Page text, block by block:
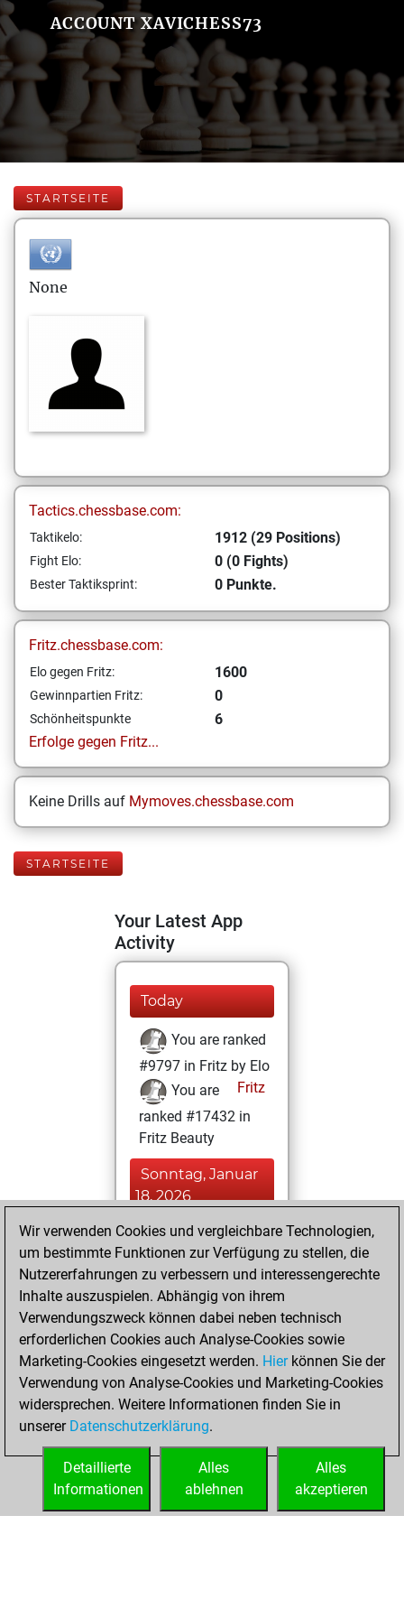
ACCOUNT XAVICHESS73
STARTSEITE
None
Tactics.chessbase.com:
Taktikelo: 1912 (29 Positions)
Fight Elo: 0 (0 Fights)
Bester Taktiksprint: 0 Punkte.
Fritz.chessbase.com:
Elo gegen Fritz: 1600
Gewinnpartien Fritz: 0
Schönheitspunkte
6
Erfolge gegen Fritz...
Keine Drills auf Mymoves.chessbase.com
STARTSEITE
Your Latest App
Activity
Today
You are ranked
#9797 in Fritz by Elo
Fritz
You are
ranked #17432 in
Fritz Beauty
Sonntag, Januar
18, 2026
You totalled 29
tactics positions
Tactics
solved 28 tactics
positions
You achieved
an Elo of 1912 in
tactics positions
You created
your Fritz account
Wir verwenden Cookies und vergleichbare Technologien,
um bestimmte Funktionen zur Verfügung zu stellen, die
Nutzererfahrungen zu verbessern und interessengerechte
Inhalte auszuspielen. Abhängig von ihrem
Verwendungszweck können dabei neben technisch
erforderlichen Cookies auch Analyse-Cookies sowie
Marketing-Cookies eingesetzt werden. Hierkönnen Sie der
Verwendung von Analyse-Cookies und Marketing-Cookies
widersprechen. Weitere Informationen finden Sie in
unserer Datenschutzerklärung.
Alles
akzeptieren
Alles
ablehnen
Detaillierte
Informationen